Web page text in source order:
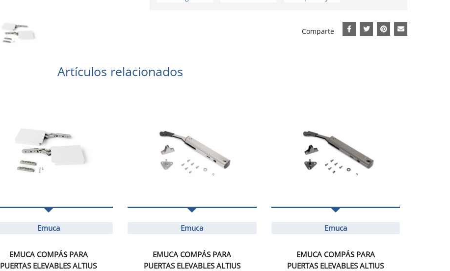
Comparte
Artículos relacionados
Emuca
EMUCA COMPÁS PARA
PUERTAS ELEVABLES ALTIUS
Emuca
EMUCA COMPÁS PARA
PUERTAS ELEVABLES ALTIUS
Emuca
EMUCA COMPÁS PARA
PUERTAS ELEVABLES ALTIUS